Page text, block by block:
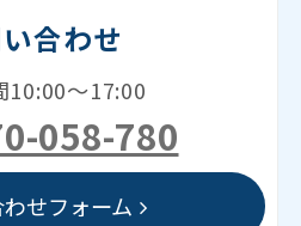
合わせ
10:00～17:00
058-780
せフォーム